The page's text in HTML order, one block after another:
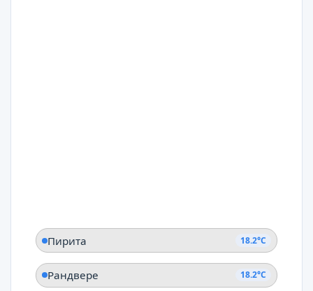
Пирита 18.2°C
Рандвере 18.2°C